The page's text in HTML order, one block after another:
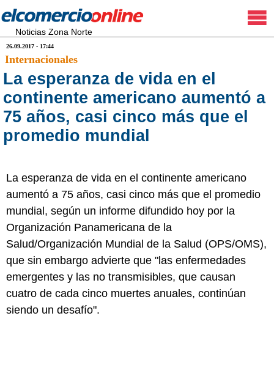
Noticias Zona Norte
26.09.2017 - 17:44
Internacionales
La esperanza de vida en el
continente americano aumentó a
75 años, casi cinco más que el
promedio mundial
La esperanza de vida en el continente americano
aumentó a 75 años, casi cinco más que el promedio
mundial, según un informe difundido hoy por la
Organización Panamericana de la
Salud/Organización Mundial de la Salud (OPS/OMS),
que sin embargo advierte que "las enfermedades
emergentes y las no transmisibles, que causan
cuatro de cada cinco muertes anuales, continúan
siendo un desafío".